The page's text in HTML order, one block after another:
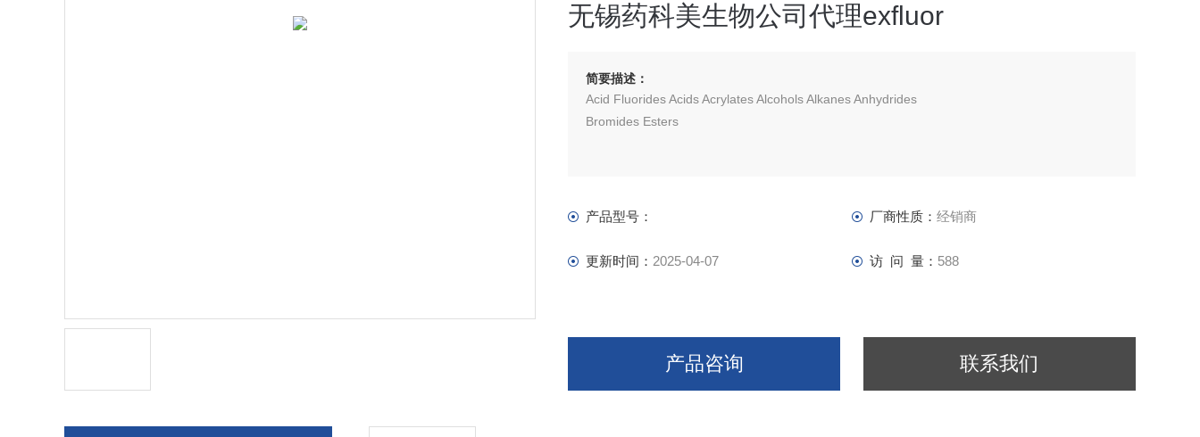
无锡药科美生物公司代理exfluor
简要描述：
Acid Fluorides Acids Acrylates Alcohols Alkanes Anhydrides
Bromides Esters
产品型号： 厂商性质： 经销商
更新时间： 2025-04-07 访 问 量： 588
产品咨询 联系我们